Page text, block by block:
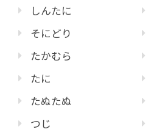
しんたに
そにどり
たかむら
たに
たぬたぬ
つじ